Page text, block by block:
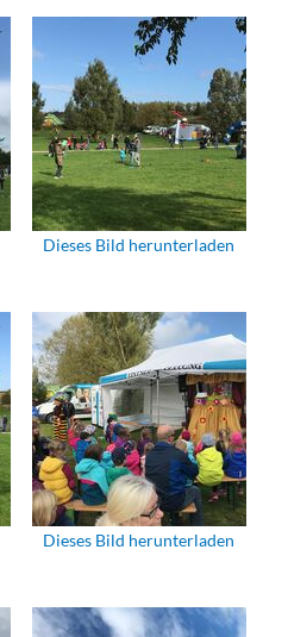
Dieses Bild herunterladen
Dieses Bild herunterladen